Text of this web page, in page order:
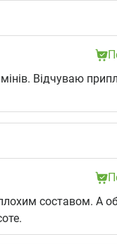
Відчуваю
составом. А